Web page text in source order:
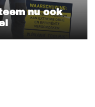
nu ook